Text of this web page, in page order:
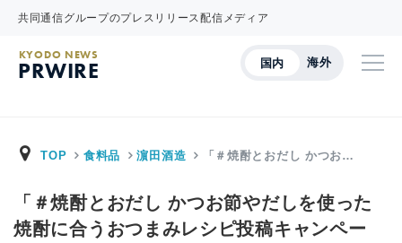
共同通信グループのプレスリリース配信メディア
国内 海外
KYODO NEWS
PRWIRE
TOP 食料品 濵田酒造 「＃焼酎とおだし かつお…
「＃焼酎とおだし かつお節やだしを使った
焼酎に合うおつまみレシピ投稿キャンペー